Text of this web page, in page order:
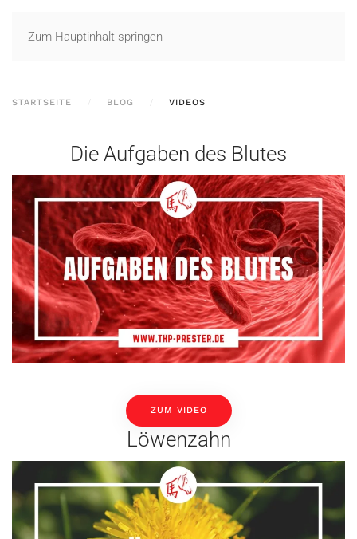
Zum Hauptinhalt springen
STARTSEITE BLOG VIDEOS
Die Aufgaben des Blutes
ZUM VIDEO
Löwenzahn